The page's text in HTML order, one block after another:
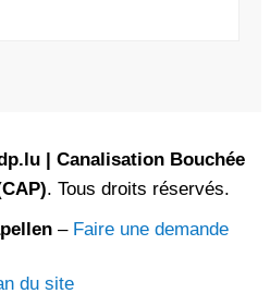
| Canalisation Bouchée
. Tous droits réservés.
– Faire une demande
du site